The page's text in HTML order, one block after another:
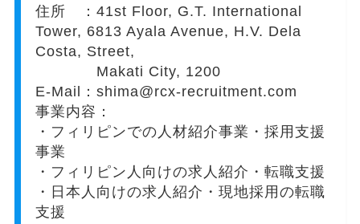
住所 ：41st Floor, G.T. International
Tower, 6813 Ayala Avenue, H.V. Dela
Costa, Street,
Makati City, 1200
E-Mail：shima@rcx-recruitment.com
事業内容：
・フィリピンでの人材紹介事業・採用支援
事業
・フィリピン人向けの求人紹介・転職支援
・日本人向けの求人紹介・現地採用の転職
支援